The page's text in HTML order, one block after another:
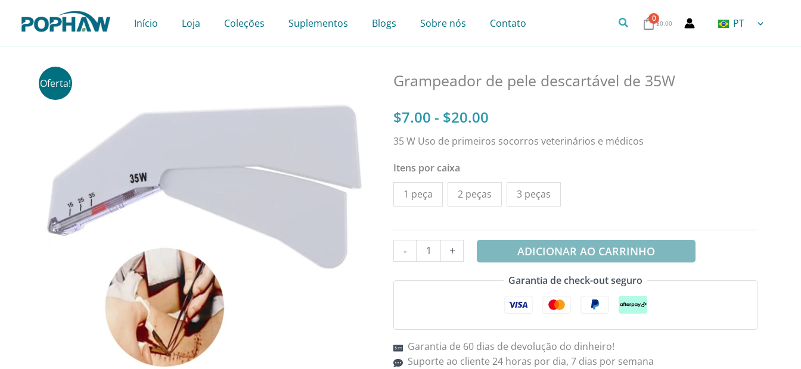
Início Loja Coleções Suplementos Blogs Sobre nós Contato Pesquisa
0$0.00 PT
Oferta! Grampeador de pele descartável de 35W
$7.00 - $20.00
de
$7.00
a
$20.00
35 W Uso de primeiros socorros veterinários e médicos
Itens por caixa
1 peça 2 peças 3 peças
-
Quantidade
de
+ ADICIONAR AO CARRINHO
Garantia de check-out seguro
Garantia de 60 dias de devolução do dinheiro!
Suporte ao cliente 24 horas por dia, 7 dias por semana